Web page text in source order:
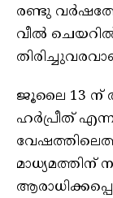
രണ്ടു
വീൽ
ജൂലൈ 13 ന്
ഹർപ്രീത്